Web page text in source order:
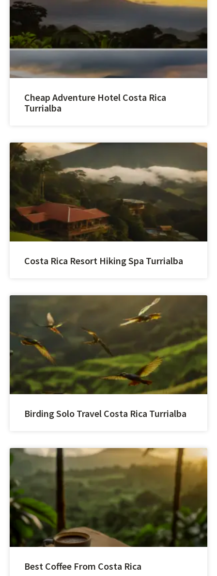
Cheap Adventure Hotel Costa Rica
Turrialba
Costa Rica Resort Hiking Spa Turrialba
Birding Solo Travel Costa Rica Turrialba
Best Coffee From Costa Rica